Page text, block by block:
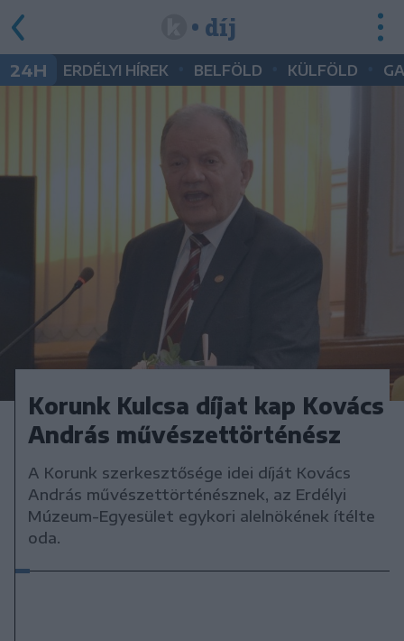
• díj
24H ERDÉLYI HÍREK BELFÖLD KÜLFÖLD
Korunk Kulcsa díjat kap Kovács
András művészettörténész
A Korunk szerkesztősége idei díját Kovács
András művészettörténésznek, az Erdélyi
Múzeum-Egyesület egykori alelnökének ítélte
oda.